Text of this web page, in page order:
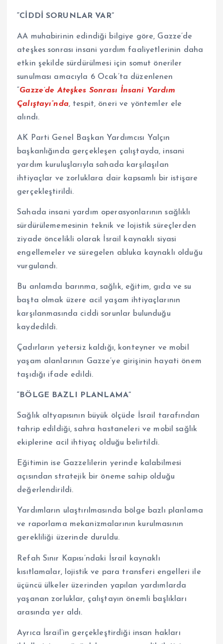
“CİDDİ SORUNLAR VAR”
AA muhabirinin edindiği bilgiye göre, Gazze’de
ateşkes sonrası insani yardım faaliyetlerinin daha
etkin şekilde sürdürülmesi için somut öneriler
sunulması amacıyla 6 Ocak’ta düzenlenen
“Gazze’de Ateşkes Sonrası İnsani Yardım
Çalıştayı”nda, tespit, öneri ve yöntemler ele
alındı.
AK Parti Genel Başkan Yardımcısı Yalçın
başkanlığında gerçekleşen çalıştayda, insani
yardım kuruluşlarıyla sahada karşılaşılan
ihtiyaçlar ve zorluklara dair kapsamlı bir istişare
gerçekleştirildi.
Sahada insani yardım operasyonlarının sağlıklı
sürdürülememesinin teknik ve lojistik süreçlerden
ziyade öncelikli olarak İsrail kaynaklı siyasi
engellemeler ve süregelen abluka kaynaklı olduğu
vurgulandı.
Bu anlamda barınma, sağlık, eğitim, gıda ve su
başta olmak üzere acil yaşam ihtiyaçlarının
karşılanmasında ciddi sorunlar bulunduğu
kaydedildi.
Çadırların yetersiz kaldığı, konteyner ve mobil
yaşam alanlarının Gazze’ye girişinin hayati önem
taşıdığı ifade edildi.
“BÖLGE BAZLI PLANLAMA”
Sağlık altyapısının büyük ölçüde İsrail tarafından
tahrip edildiği, sahra hastaneleri ve mobil sağlık
ekiplerine acil ihtiyaç olduğu belirtildi.
Eğitimin ise Gazzelilerin yerinde kalabilmesi
açısından stratejik bir öneme sahip olduğu
değerlendirildi.
Yardımların ulaştırılmasında bölge bazlı planlama
ve raporlama mekanizmalarının kurulmasının
gerekliliği üzerinde duruldu.
Refah Sınır Kapısı’ndaki İsrail kaynaklı
kısıtlamalar, lojistik ve para transferi engelleri ile
üçüncü ülkeler üzerinden yapılan yardımlarda
yaşanan zorluklar, çalıştayın önemli başlıkları
arasında yer aldı.
Ayrıca İsrail’in gerçekleştirdiği insan hakları